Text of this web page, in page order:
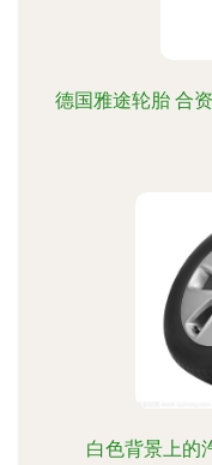
德国雅途轮胎 合
白色背景上的